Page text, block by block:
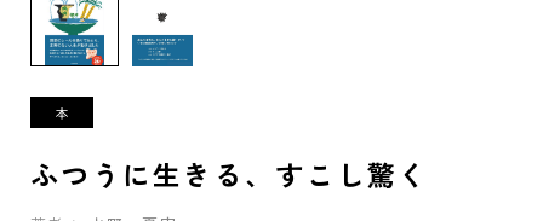
ふつうに生きる、すこし驚く